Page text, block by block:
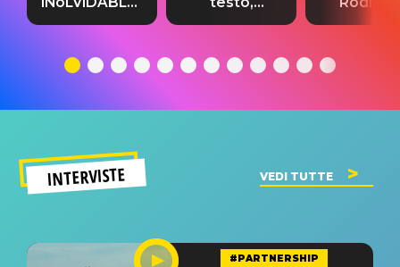
testo,
significato
traduzione e
del singolo
testo,
INTERVISTE VEDI TUTTE
#PARTNERSHIP